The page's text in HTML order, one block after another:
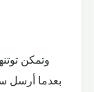
بعدما أرسل